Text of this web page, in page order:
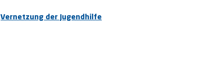
Vernetzung der Jugendhilfe